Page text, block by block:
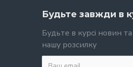
Будьте завжди в
Будьте в курсі новин
нашу розсилку